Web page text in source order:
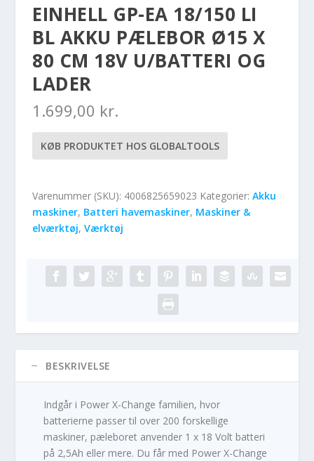
EINHELL GP-EA 18/150 LI
BL AKKU PÆLEBOR Ø15 X
80 CM 18V U/BATTERI OG
LADER
1.699,00 kr.
KØB PRODUKTET HOS GLOBALTOOLS
Varenummer (SKU): 4006825659023 Kategorier:Akku
maskiner, Batteri havemaskiner, Maskiner &
elværktøj,Værktøj
BESKRIVELSE
Indgår i Power X-Change familien, hvor
batterierne passer til over 200 forskellige
maskiner, pæleboret anvender 1 x 18 Volt batteri
på 2,5Ah eller mere. Du får med Power X-Change